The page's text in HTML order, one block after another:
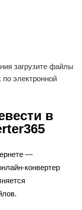
загрузите файлы
электронной
в
—
конвертер